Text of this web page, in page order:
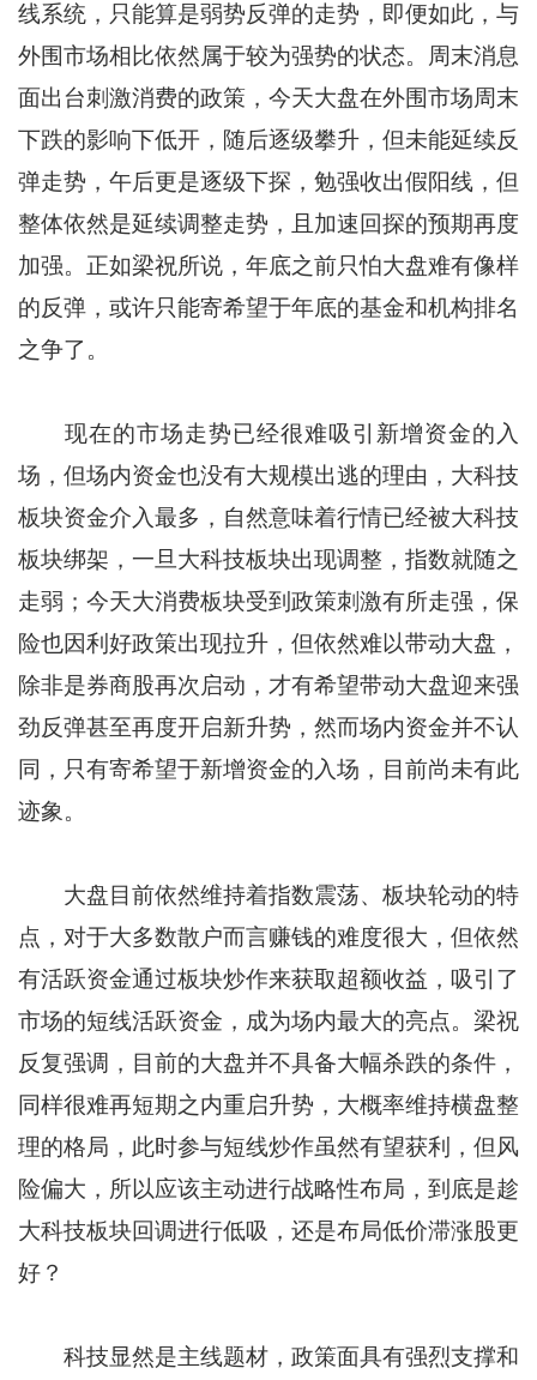
线系统，只能算是弱势反弹的走势，即便如此，与
外围市场相比依然属于较为强势的状态。周末消息
面出台刺激消费的政策，今天大盘在外围市场周末
下跌的影响下低开，随后逐级攀升，但未能延续反
弹走势，午后更是逐级下探，勉强收出假阳线，但
整体依然是延续调整走势，且加速回探的预期再度
加强。正如梁祝所说，年底之前只怕大盘难有像样
的反弹，或许只能寄希望于年底的基金和机构排名
之争了。
现在的市场走势已经很难吸引新增资金的入
场，但场内资金也没有大规模出逃的理由，大科技
板块资金介入最多，自然意味着行情已经被大科技
板块绑架，一旦大科技板块出现调整，指数就随之
走弱；今天大消费板块受到政策刺激有所走强，保
险也因利好政策出现拉升，但依然难以带动大盘，
除非是券商股再次启动，才有希望带动大盘迎来强
劲反弹甚至再度开启新升势，然而场内资金并不认
同，只有寄希望于新增资金的入场，目前尚未有此
迹象。
大盘目前依然维持着指数震荡、板块轮动的特
点，对于大多数散户而言赚钱的难度很大，但依然
有活跃资金通过板块炒作来获取超额收益，吸引了
市场的短线活跃资金，成为场内最大的亮点。梁祝
反复强调，目前的大盘并不具备大幅杀跌的条件，
同样很难再短期之内重启升势，大概率维持横盘整
理的格局，此时参与短线炒作虽然有望获利，但风
险偏大，所以应该主动进行战略性布局，到底是趁
大科技板块回调进行低吸，还是布局低价滞涨股更
好？
科技显然是主线题材，政策面具有强烈支撑和